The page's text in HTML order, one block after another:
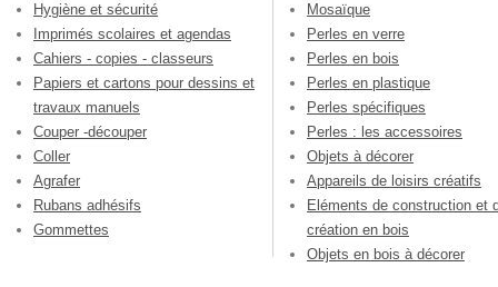
Hygiène et sécurité
Imprimés scolaires et agendas
Cahiers - copies - classeurs
Papiers et cartons pour dessins et
travaux manuels
Couper -découper
Coller
Agrafer
Rubans adhésifs
Gommettes
Mosaïque
Perles en verre
Perles en bois
Perles en plastique
Perles spécifiques
Perles : les accessoires
Objets à décorer
Appareils de loisirs créatifs
Eléments de construction et
création en bois
Objets en bois à décorer